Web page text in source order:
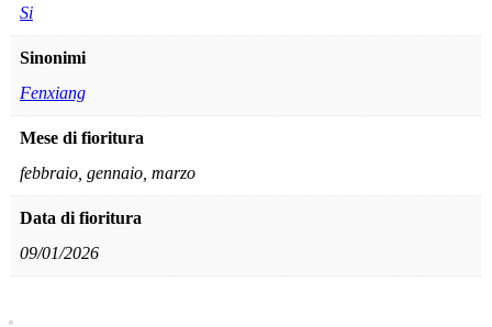
Si
Sinonimi
Fenxiang
Mese di fioritura
febbraio, gennaio, marzo
Data di fioritura
09/01/2026